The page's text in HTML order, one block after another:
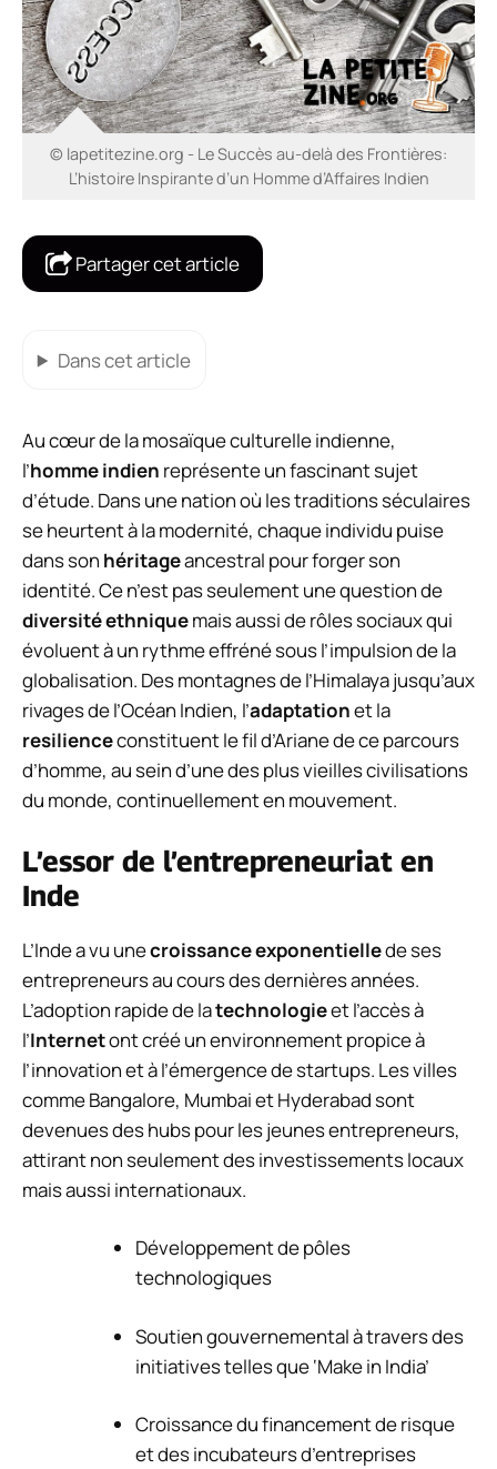
© lapetitezine.org - Le Succès au-delà des Frontières:
L’histoire Inspirante d’un Homme d’Affaires Indien
Partager cet article
Dans cet article
Au cœur de la mosaïque culturelle indienne,
l’homme indien représente un fascinant sujet
d’étude. Dans une nation où les traditions séculaires
se heurtent à la modernité, chaque individu puise
dans son héritageancestral pour forger son
identité. Ce n’est pas seulement une question de
diversité ethniquemais aussi de rôles sociaux qui
évoluent à un rythme effréné sous l’impulsion de la
globalisation. Des montagnes de l’Himalaya jusqu’aux
rivages de l’Océan Indien, l’adaptationet la
resilienceconstituent le fil d’Ariane de ce parcours
d’homme, au sein d’une des plus vieilles civilisations
du monde, continuellement en mouvement.
L’essor de l’entrepreneuriat en
Inde
L’Inde a vu unecroissance exponentiellede ses
entrepreneurs au cours des dernières années.
L’adoption rapide de latechnologieet l’accès à
l’Internetont créé un environnement propice à
l’innovation et à l’émergence de startups. Les villes
comme Bangalore, Mumbai et Hyderabad sont
devenues des hubs pour les jeunes entrepreneurs,
attirant non seulement des investissements locaux
mais aussi internationaux.
Développement de pôles
technologiques
Soutien gouvernemental à travers des
initiatives telles que ‘Make in India’
Croissance du financement de risque
et des incubateurs d’entreprises